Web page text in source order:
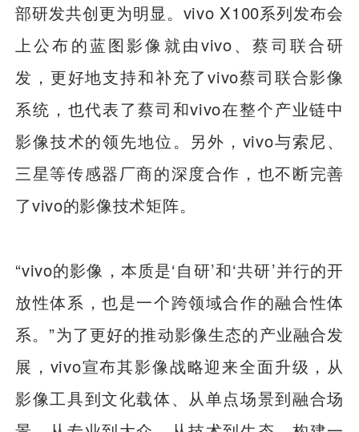
部研发共创更为明显。vivo X100系列发布会
上公布的蓝图影像就由vivo、蔡司联合研
发，更好地支持和补充了vivo蔡司联合影像
系统，也代表了蔡司和vivo在整个产业链中
影像技术的领先地位。另外，vivo与索尼、
三星等传感器厂商的深度合作，也不断完善
了vivo的影像技术矩阵。
“vivo的影像，本质是‘自研’和‘共研’并行的开
放性体系，也是一个跨领域合作的融合性体
系。”为了更好的推动影像生态的产业融合发
展，vivo宣布其影像战略迎来全面升级，从
影像工具到文化载体、从单点场景到融合场